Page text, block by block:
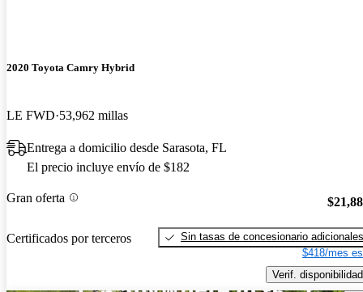
2020 Toyota Camry Hybrid
LE FWD 53,962 millas
Entrega a domicilio desde Sarasota, FL
El precio incluye envío de $182
Gran oferta
Certificados por terceros
Sin tasas de concesionario adicionales
$418/mes
Verif. disponibilidad